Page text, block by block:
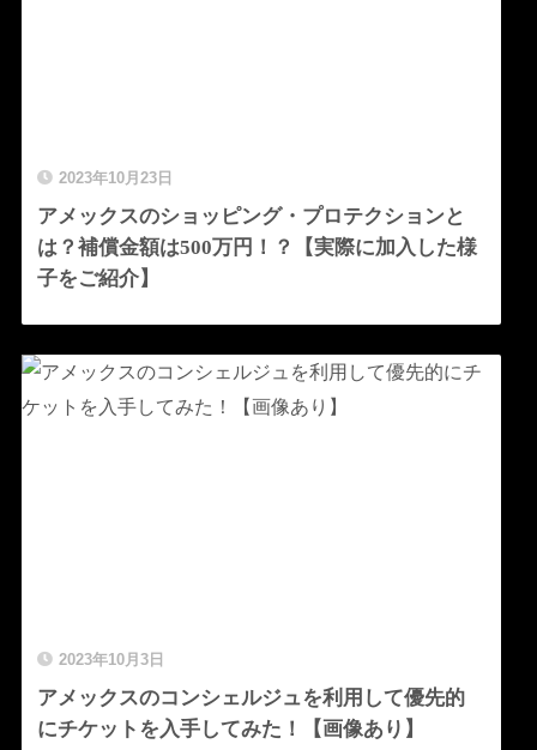
2023年10月23日
アメックスのショッピング・プロテクションと
は？補償金額は500万円！？【実際に加入した様
子をご紹介】
2023年10月3日
アメックスのコンシェルジュを利用して優先的
にチケットを入手してみた！【画像あり】